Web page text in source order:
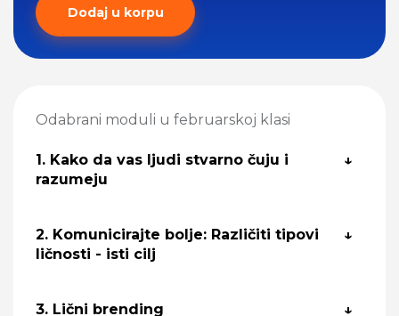
Odabrani moduli u februarskoj klasi
1. Kako da vas ljudi stvarno čuju i
razumeju
2. Komunicirajte bolje: Različiti tipovi
ličnosti - isti cilj
3. Lični brending
Dodaj u korpu